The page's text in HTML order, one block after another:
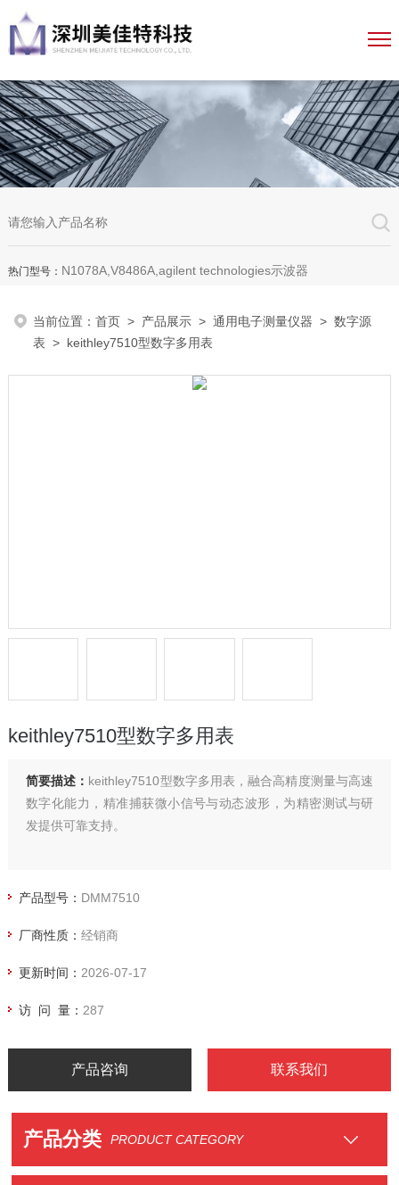
热门型号： N1078A,V8486A,agilent technologies示波器
当前位置：首页 > 产品展示 >通用电子测量仪器 >数字源
表 > keithley7510型数字多用表
keithley7510型数字多用表
简要描述： keithley7510型数字多用表，融合高精度测量与高速
数字化能力，精准捕获微小信号与动态波形，为精密测试与研
发提供可靠支持。
产品型号： DMM7510
厂商性质： 经销商
更新时间： 2026-07-17
访 问 量： 287
产品咨询 联系我们
产品分类 PRODUCT CATEGORY